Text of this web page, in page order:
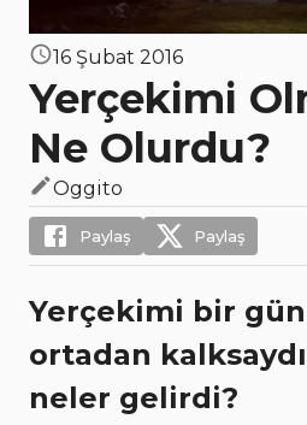
16 Şubat 2016
Yerçekimi
Ne Olurdu?
Oggito
Paylaş Paylaş
Yerçekimi bir
ortadan kalksaydı
neler gelirdi?